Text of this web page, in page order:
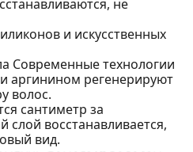
не
и искусственных
Современные технологии
аргинином регенерируют
волос.
сантиметр за
восстанавливается,
вид.